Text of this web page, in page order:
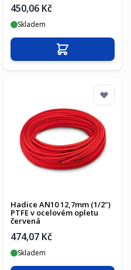
450,06 Kč
Skladem
Přidat do košíku
Hadice AN10 12,7mm (1/2")
PTFE v ocelovém opletu
červená
474,07 Kč
Skladem